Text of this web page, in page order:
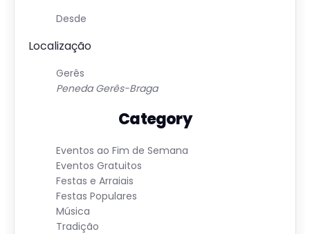
Desde
Localização
Gerês
Peneda Gerês-Braga
Category
Eventos ao Fim de Semana
Eventos Gratuitos
Festas e Arraiais
Festas Populares
Música
Tradição